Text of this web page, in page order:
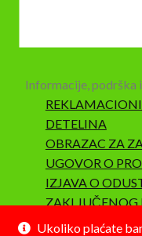
Ukoliko plaćate
Informacije, podrška
DETELINA
OBRAZAC ZA
UGOVOR O
IZJAVA O
SAOBRAZNOST